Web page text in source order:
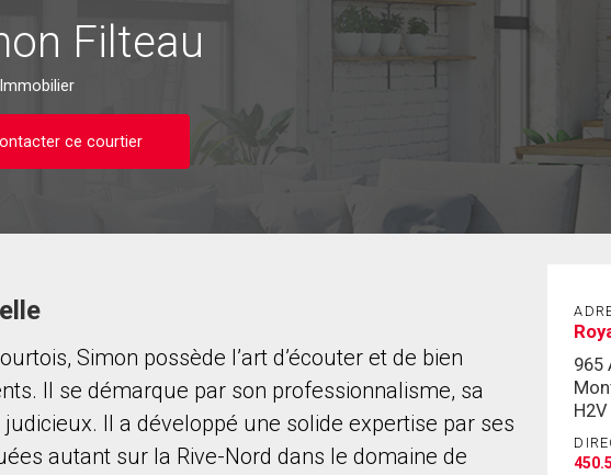
Filteau
ce courtier
Simon possède l’art d’écouter et de bien
Il se démarque par son professionnalisme, sa
Il a développé une solide expertise par ses
autant sur la Rive-Nord dans le domaine de
965